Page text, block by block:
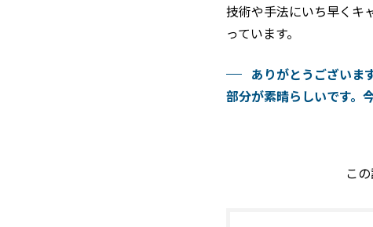
技術や手法にいち早くキ
っています。
ありがとうございま
部分が素晴らしいです。
こ